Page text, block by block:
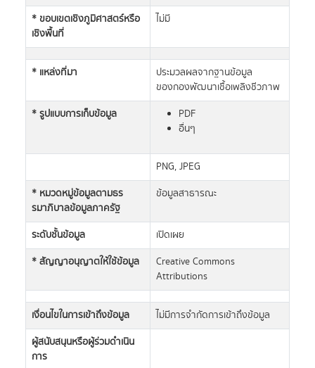
* ขอบเขตเชิงภูมิศาสตร์หรือ
เชิงพื้นที่
ไม่มี
* แหล่งที่มา
ประมวลผลจากฐานข้อมูล
ของกองพัฒนาเชื้อเพลิงชีวภาพ
* รูปแบบการเก็บข้อมูล
PDF
อื่นๆ
PNG, JPEG
* หมวดหมู่ข้อมูลตามธร
รมาภิบาลข้อมูลภาครัฐ
ข้อมูลสาธารณะ
ระดับชั้นข้อมูล
เปิดเผย
* สัญญาอนุญาตให้ใช้ข้อมูล
Creative Commons
Attributions
เงื่อนไขในการเข้าถึงข้อมูล
ไม่มีการจำกัดการเข้าถึงข้อมูล
ผู้สนับสนุนหรือผู้ร่วมดำเนิน
การ